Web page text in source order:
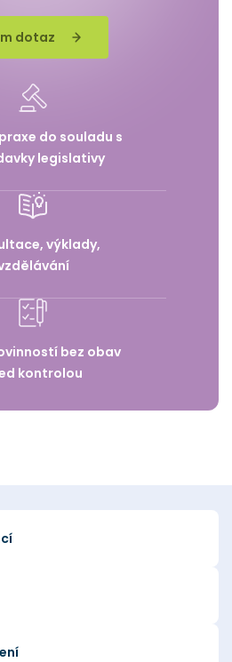
dotaz
do souladu s
legislativy
výklady,
bez obav
kontrolou